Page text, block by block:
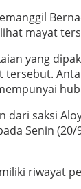
mayat
yang
tersebut.
dari saksi
Senin
riwayat